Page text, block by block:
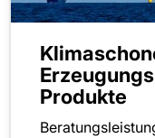
Produkte